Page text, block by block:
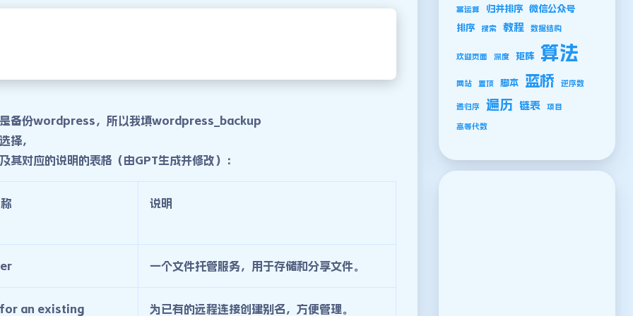
幂运算 归并排序 微信公众号
排序 搜索 教程 数据结构
欢迎页面 深度 矩阵 算法
网站 置顶 脚本 蓝桥 逆序数
递归序 遍历 链表 项目
高等代数
是备份wordpress，所以我填wordpress_backup
择，
其对应的说明的表格（由GPT生成并修改）：
说明
一个文件托管服务，用于存储和分享文件。
an existing 为已有的远程连接创建别名，方便管理。